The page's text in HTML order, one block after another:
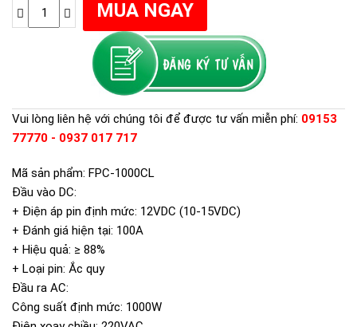
Vui lòng liên hệ với chúng tôi để được tư vấn miễn phí: 09153
77770 - 0937 017 717
Mã sản phẩm: FPC-1000CL
Đầu vào DC:
+ Điện áp pin định mức: 12VDC (10-15VDC)
+ Đánh giá hiện tại: 100A
+ Hiệu quả: ≥ 88%
+ Loại pin: Ắc quy
Đầu ra AC:
Công suất định mức: 1000W